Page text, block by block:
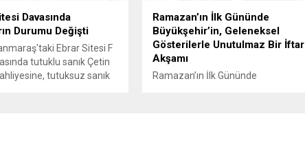
Davasında
Durumu Değişti
Ebrar Sitesi F
tutuklu sanık Çetin
tutuksuz sanık
Ramazan’ın İlk Gününde
Büyükşehir’in, Geleneksel
Gösterilerle Unutulmaz Bir İftar
Akşamı
Ramazan’ın İlk Gününde